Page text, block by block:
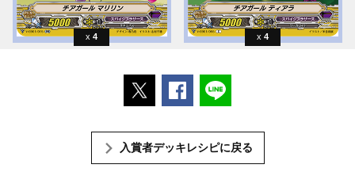
4 4
ポストするFacebookでシェアする
入賞者デッキレシピに戻る